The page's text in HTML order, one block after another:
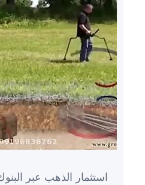
استثمار الذهب عبر